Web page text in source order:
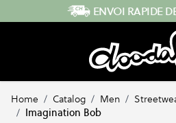
Skip to Content ENVOI RAPIDE
Home / Catalog / Men /
/ Imagination Bob